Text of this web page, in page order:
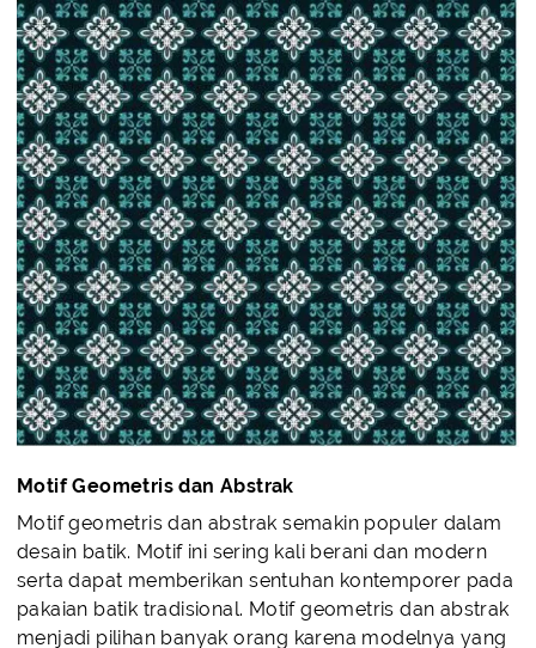
Motif Geometris dan Abstrak
Motif geometris dan abstrak semakin populer dalam
desain batik. Motif ini sering kali berani dan modern
serta dapat memberikan sentuhan kontemporer pada
pakaian batik tradisional. Motif geometris dan abstrak
menjadi pilihan banyak orang karena modelnya yang